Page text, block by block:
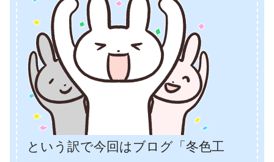
という訳で今回はブログ「冬色工